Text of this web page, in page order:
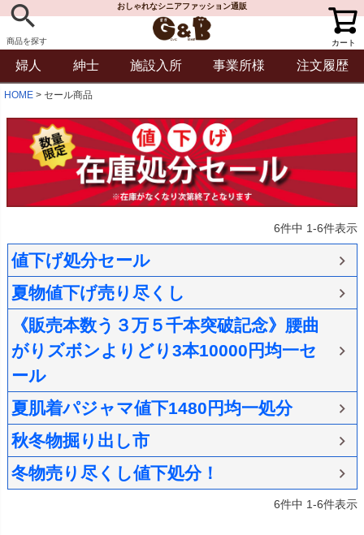
商品を探す
おしゃれなシニアファッション通販
カート
婦人 紳士 施設入所 事業所様 注文履歴
HOME セール商品
6件中 1-6件表示
値下げ処分セール
夏物値下げ売り尽くし
《販売本数う３万５千本突破記念》腰曲
がりズボンよりどり3本10000円均一セ
ール
夏肌着パジャマ値下1480円均一処分
秋冬物掘り出し市
冬物売り尽くし値下処分！
6件中 1-6件表示